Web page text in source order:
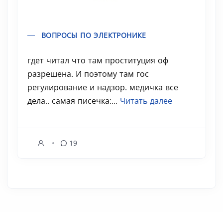
ВОПРОСЫ ПО ЭЛЕКТРОНИКЕ
гдет читал что там проституция оф
разрешена. И поэтому там гос
регулирование и надзор. медичка все
дела.. самая писечка:... Читать далее
19